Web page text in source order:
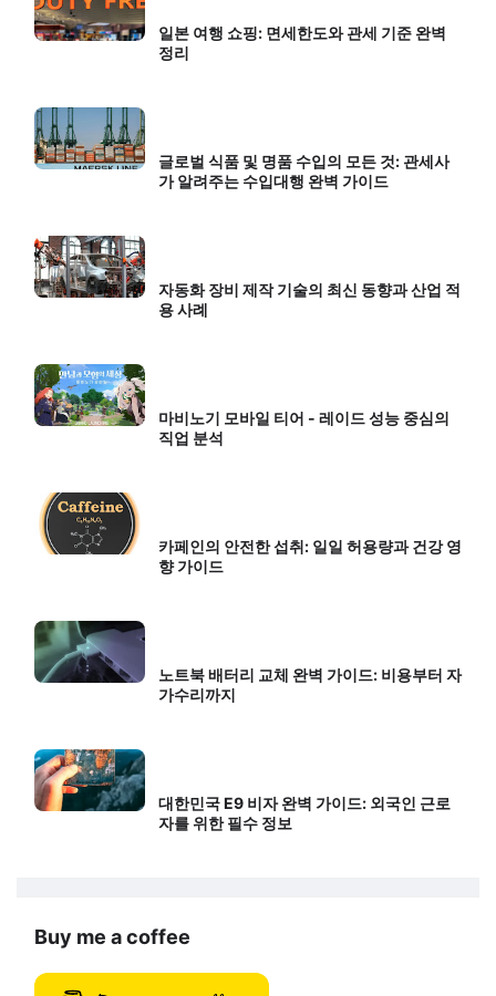
일본 여행 쇼핑: 면세한도와 관세 기준 완벽
정리
글로벌 식품 및 명품 수입의 모든 것: 관세사
가 알려주는 수입대행 완벽 가이드
자동화 장비 제작 기술의 최신 동향과 산업 적
용 사례
마비노기 모바일 티어 - 레이드 성능 중심의
직업 분석
카페인의 안전한 섭취: 일일 허용량과 건강 영
향 가이드
노트북 배터리 교체 완벽 가이드: 비용부터 자
가수리까지
대한민국 E9 비자 완벽 가이드: 외국인 근로
자를 위한 필수 정보
Buy me a coffee